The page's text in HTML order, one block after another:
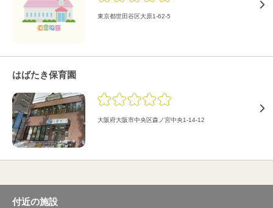
東京都世田谷区大原1-62-5
はばたき保育園
大阪府大阪市中央区森ノ宮中央1-14-12
付近の施設